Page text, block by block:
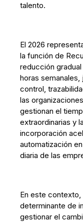
talento.
El 2026
la función de
reducción
horas
control,
las
gestionan el
extraordinarias y
incorporación
automatización
diaria de las
En este contexto,
determinante de
gestionar el